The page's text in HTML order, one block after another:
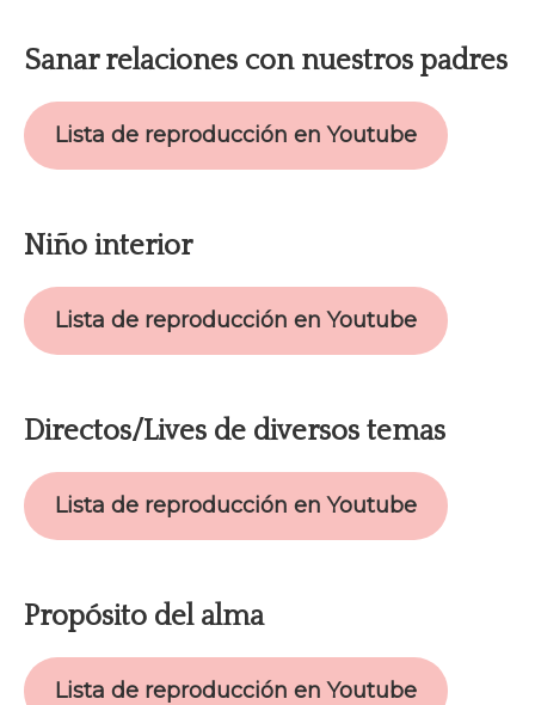
Sanar relaciones con nuestros padres
Lista de reproducción en Youtube
Niño interior
Lista de reproducción en Youtube
Directos/Lives de diversos temas
Lista de reproducción en Youtube
Propósito del alma
Lista de reproducción en Youtube